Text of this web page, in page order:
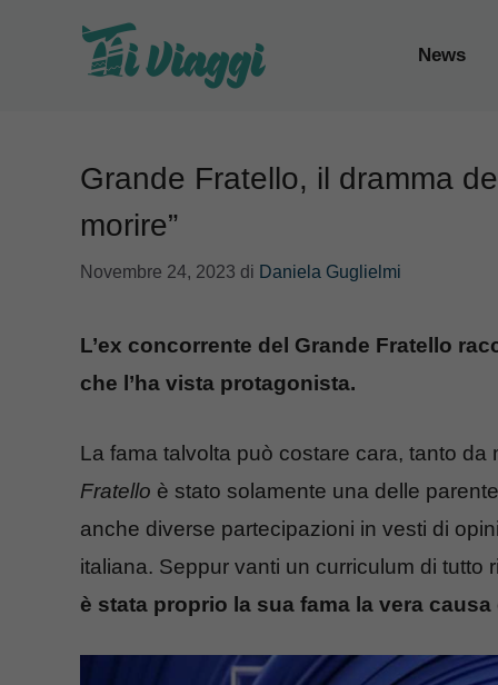
News
Grande Fratello, il dramma
morire”
Novembre 24, 2023 di Daniela Guglielmi
L’ex concorrente del Grande Fratello
che l’ha vista protagonista.
La fama talvolta può costare cara, tanto da
Fratello è stato solamente una delle
anche diverse partecipazioni in vesti di
italiana. Seppur vanti un curriculum di tutto
è stata proprio la sua fama la vera